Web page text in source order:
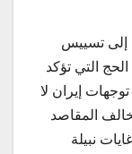
إلى تسييس
التي تؤكد
إيران لا
المقاصد
نبيلة